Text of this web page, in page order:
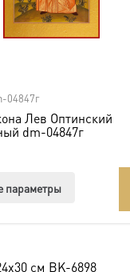
Крещение, юбилей).
образа
для вашей
04847г
Лев Оптинский
dm-04847г
параметры
см BK-6898